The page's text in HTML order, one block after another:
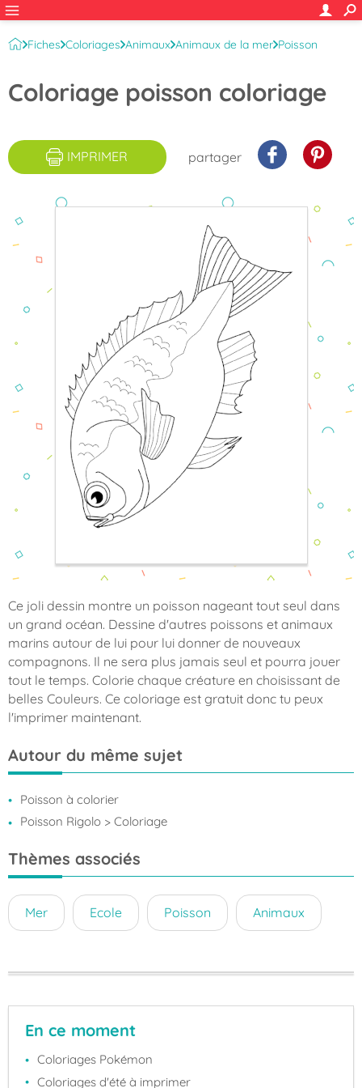
Fiches Coloriages Animaux Animaux de la mer Poisson
Coloriage poisson coloriage
IMPRIMER partager
Ce joli dessin montre un poisson nageant tout seul dans
un grand océan. Dessine d'autres poissons et animaux
marins autour de lui pour lui donner de nouveaux
compagnons. Il ne sera plus jamais seul et pourra jouer
tout le temps. Colorie chaque créature en choisissant de
belles Couleurs. Ce coloriage est gratuit donc tu peux
l'imprimer maintenant.
Autour du même sujet
Poisson à colorier
Poisson Rigolo > Coloriage
Thèmes associés
Mer Ecole Poisson Animaux
En ce moment
Coloriages Pokémon
Coloriages d'été à imprimer